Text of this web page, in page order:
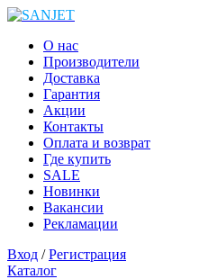
О нас
Производители
Доставка
Гарантия
Акции
Контакты
Оплата и возврат
Где купить
SALE
Новинки
Вакансии
Рекламации
Вход /Регистрация
Каталог